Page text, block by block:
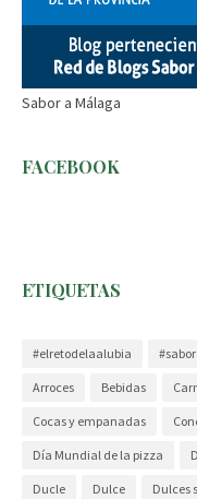
Sabor a Málaga
FACEBOOK
ETIQUETAS
#elretodelaalubia
Arroces Bebidas
Cocas y empanadas
Día Mundial de la pizza
Ducle Dulce Dulces